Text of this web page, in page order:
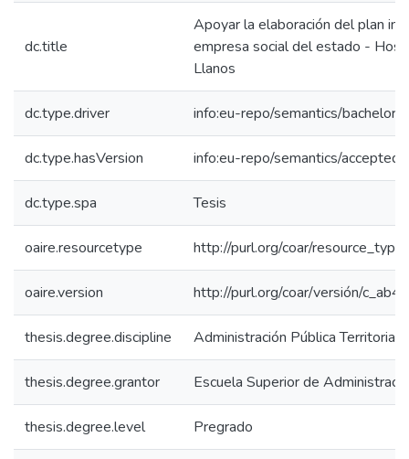
dc.title
Apoyar la elaboración del plan
empresa social del estado -
Llanos
dc.type.driver info:eu-repo/semantics/
dc.type.hasVersion info:eu-repo/semantics/
dc.type.spa Tesis
oaire.resourcetype http://purl.org/coar/
oaire.version http://purl.org/coar/versión/
thesis.degree.discipline Administración Pública Territorial
thesis.degree.grantor Escuela Superior de
thesis.degree.level Pregrado